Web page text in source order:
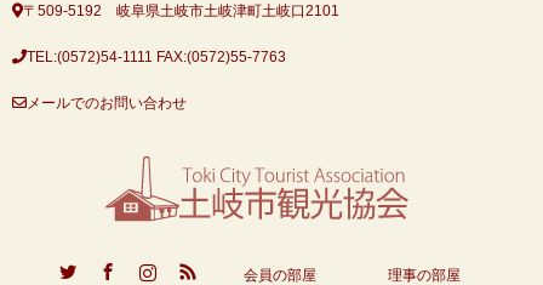
〒509-5192 岐阜県土岐市土岐津町土岐口2101
TEL:(0572)54-1111 FAX:(0572)55-7763
メールでのお問い合わせ
RSS 会員の部屋 理事の部屋